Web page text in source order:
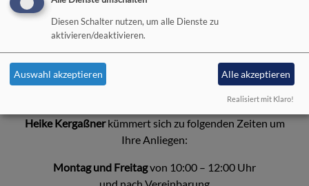
Heike Kergaßnerkümmert sich zu folgenden Zeiten um
Ihre Anliegen:
Montag und Freitagvon 10:00 – 12:00 Uhr
Diesen Schalter nutzen, um alle Dienste zu
aktivieren/deaktivieren.
Auswahl akzeptieren Alle akzeptieren
Realisiert mit Klaro!